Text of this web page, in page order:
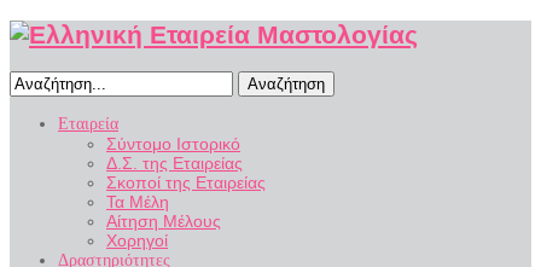
Αναζήτηση
Εταιρεία
Σύντομο Ιστορικό
Δ.Σ. της Εταιρείας
Σκοποί της Εταιρείας
Τα Μέλη
Αίτηση Μέλους
Χορηγοί
Δραστηριότητες